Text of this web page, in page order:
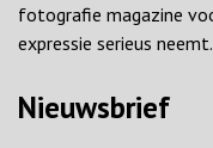
fotografie magazine
expressie serieus neemt.
Nieuwsbrief